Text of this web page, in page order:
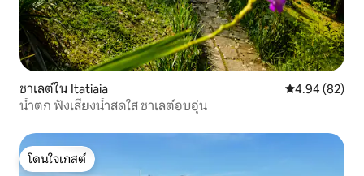
ชาเลต์ใน Itatiaia คะแนนเฉลี่ย
4.94 (82)
น้ำตก ฟังเสียงน้ำสดใส ชาเลต์อบอุ่น
โดนใจเกสต์
โดนใจเกสต์